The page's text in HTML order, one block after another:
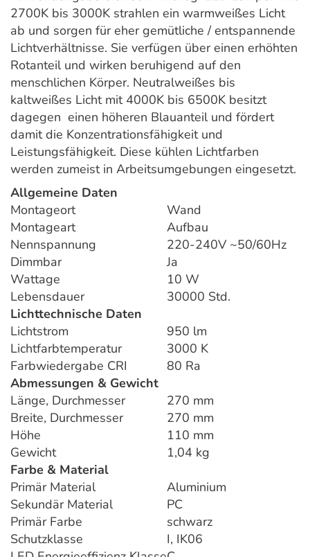
2700K bis 3000K strahlen ein warmweißes Licht
ab und sorgen für eher gemütliche / entspannende
Lichtverhältnisse. Sie verfügen über einen erhöhten
Rotanteil und wirken beruhigend auf den
menschlichen Körper. Neutralweißes bis
kaltweißes Licht mit 4000K bis 6500K besitzt
dagegen einen höheren Blauanteil und fördert
damit die Konzentrationsfähigkeit und
Leistungsfähigkeit. Diese kühlen Lichtfarben
werden zumeist in Arbeitsumgebungen eingesetzt.
Allgemeine Daten
Montageort
Wand
Montageart
Aufbau
Nennspannung
220-240V ~50/60Hz
Dimmbar
Ja
Wattage
10 W
Lebensdauer
30000 Std.
Lichttechnische Daten
Lichtstrom
950 lm
Lichtfarbtemperatur
3000 K
Farbwiedergabe CRI
80 Ra
Abmessungen & Gewicht
Länge, Durchmesser
270 mm
Breite, Durchmesser
270 mm
Höhe
110 mm
Gewicht
1,04 kg
Farbe & Material
Primär Material
Aluminium
Sekundär Material
PC
Primär Farbe
schwarz
Schutzklasse
I, IK06